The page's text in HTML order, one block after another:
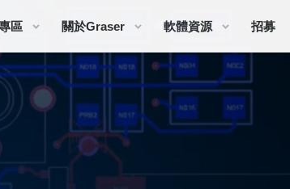
區 關於Graser 軟體資源 招募